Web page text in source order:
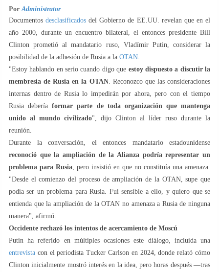
Por Administrator
Documentosdesclasificados del Gobierno de EE.UU. revelan que en el
año 2000, durante un encuentro bilateral, el entonces presidente Bill
Clinton prometió al mandatario ruso, Vladímir Putin, considerar la
posibilidad de la adhesión de Rusia a la OTAN
"Estoy hablando en serio cuando digo que estoy dispuesto a discutir la
membresía de Rusia en la OTAN. Reconozco que las consideraciones
internas dentro de Rusia lo impedirán por ahora, pero con el tiempo
Rusia deberíaformar parte de toda organización que mantenga
unido al mundo civilizado", dijo Clinton al líder ruso durante la
reunión.
Durante la conversación, el entonces mandatario estadounidense
reconoció que la ampliación de la Alianza podría representar un
problema para Rusia , pero insistió en que no constituía una amenaza.
"Desde el comienzo del proceso de ampliación de la OTAN, supe que
podía ser un problema para Rusia. Fui sensible a ello, y quiero que se
entienda que la ampliación de la OTAN no amenaza a Rusia de ninguna
manera", afirmó.
Occidente rechazó los intentos de acercamiento de Moscú
Putin ha referido en múltiples ocasiones este diálogo, incluida una
entrevista con el periodista Tucker Carlson en 2024, donde relató cómo
Clinton inicialmente mostró interés en la idea, pero horas después —tras